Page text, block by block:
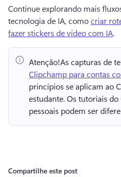
Continue explorando mais
tecnologia de IA, como criar
fazer stickers de vídeo com IA.
Atenção!
Clipchamp para contas
princípios se aplicam ao
estudante. Os tutoriais do
pessoais podem ser
Compartilhe este post